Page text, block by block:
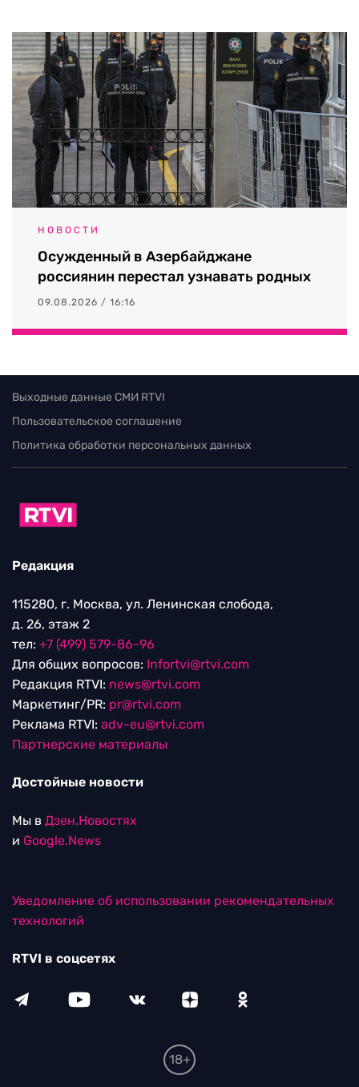
НОВОСТИ
Осужденный в Азербайджане
россиянин перестал узнавать родных
09.08.2026 / 16:16
Выходные данные СМИ RTVI
Пользовательское соглашение
Политика обработки персональных данных
Редакция
115280, г. Москва, ул. Ленинская слобода,
д. 26, этаж 2
тел: +7 (499) 579-86-96
Для общих вопросов: Infortvi@rtvi.com
Редакция RTVI: news@rtvi.com
Маркетинг/PR: pr@rtvi.com
Реклама RTVI: adv-eu@rtvi.com
Партнерские материалы
Достойные новости
Мы в Дзен.Новостях
и Google.News
Уведомление об использовании рекомендательных
технологий
RTVI в соцсетях
18+